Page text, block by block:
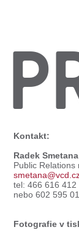
Kontakt:
Radek Smetana
Public Relations
tel: 466 616 412
nebo 602 595
Fotografie v